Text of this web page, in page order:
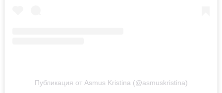
Публикация от Asmus Kristina (@asmuskristina)